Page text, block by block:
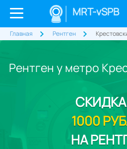
MRT-vSPB
Главная Рентген
Рентген у метро
СКИДКА
1000
НА